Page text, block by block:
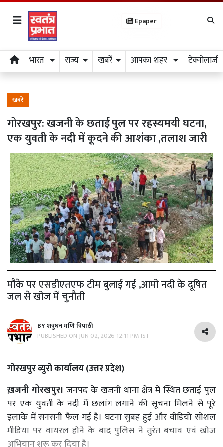
Epaper
भारत राज्य खबरें आपका शहर टेक्नोलाजी
ख़बरें
गोरखपुर: खजनी के छताई पुल पर रहस्यमयी घटना,
एक युवती के नदी में कूदने की आशंका ,तलाश जारी
मौके पर एसडीएतएफ टीम बुलाई गई ,आमो नदी के दूषित
जल से खोज में चुनौती
BYशत्रुघन मणि त्रिपाठी
PUBLISHED ONJUN 02, 2026 12:11 PM IST
गोरखपुर ब्युरो कार्यालय (उत्तर प्रदेश)
ख़जनी गोरखपुर। जनपद के खजनी थाना क्षेत्र में स्थित छताई पुल
पर एक युवती के नदी में छलांग लगाने की सूचना मिलने से पूरे
इलाके में सनसनी फैल गई है। घटना सुबह हुई और वीडियो सोशल
मीडिया पर वायरल होने के बाद पुलिस ने तुरंत बचाव एवं खोज